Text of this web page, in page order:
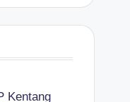
Kentang